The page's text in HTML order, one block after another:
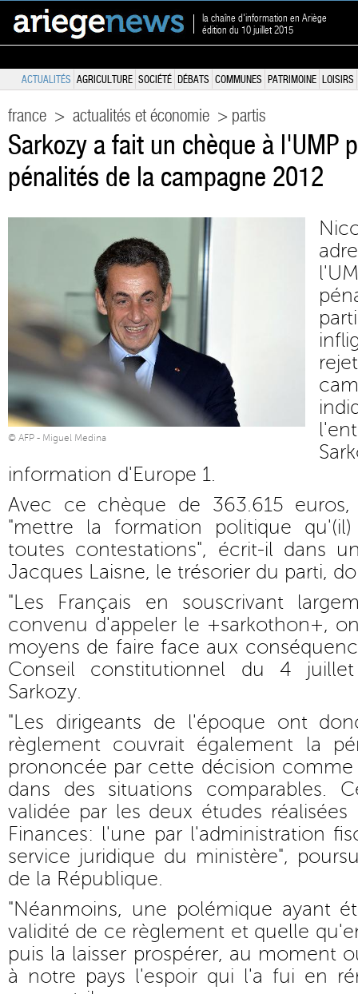
la chaîne d'information en Ariège
édition du 10 juillet 2015
ACTUALITÉS AGRICULTURE SOCIÉTÉ DÉBATS COMMUNES PATRIMOINE LOISIRS
france > actualités et économie > partis
Sarkozy a fait un chèque à l'UMP
pénalités de la campagne 2012
© AFP - Miguel Medina
information d'Europe 1.
Avec ce chèque de 363.615 euros,
"mettre la formation politique
toutes contestations", écrit-il dans
Jacques Laisne, le trésorier du parti,
"Les Français en souscrivant
convenu d'appeler le +sarkothon+,
moyens de faire face aux
Conseil constitutionnel du 4
Sarkozy.
"Les dirigeants de l'époque ont
règlement couvrait également la
prononcée par cette décision
dans des situations comparables.
validée par les deux études
Finances: l'une par l'administration
service juridique du ministère",
de la République.
"Néanmoins, une polémique ayant
validité de ce règlement et quelle
puis la laisser prospérer, au moment
à notre pays l'espoir qui l'a fui en